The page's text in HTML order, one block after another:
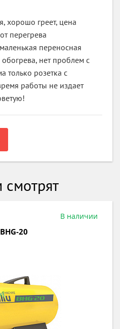
хорошо греет, цена
перегрева
переносная
нет проблем с
только розетка с
работы не издает
смотрят
В наличии
20